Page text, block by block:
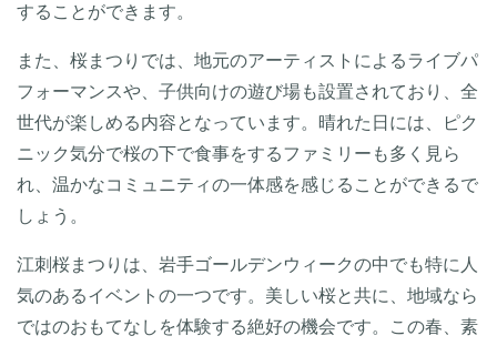
することができます。
また、桜まつりでは、地元のアーティストによるライブパ
フォーマンスや、子供向けの遊び場も設置されており、全
世代が楽しめる内容となっています。晴れた日には、ピク
ニック気分で桜の下で食事をするファミリーも多く見ら
れ、温かなコミュニティの一体感を感じることができるで
しょう。
江刺桜まつりは、岩手ゴールデンウィークの中でも特に人
気のあるイベントの一つです。美しい桜と共に、地域なら
ではのおもてなしを体験する絶好の機会です。この春、素